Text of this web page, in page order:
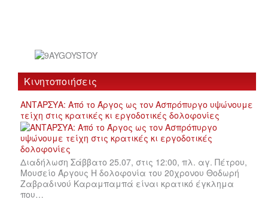
Κινητοποιήσεις
ΑΝΤΑΡΣΥΑ: Από το Άργος ως τον Ασπρόπυργο υψώνουμε
τείχη στις κρατικές κι εργοδοτικές δολοφονίες
Διαδήλωση Σάββατο 25.07, στις 12:00, πλ. αγ. Πέτρου,
Μουσείο Άργους Η δολοφονία του 20χρονου Θοδωρή
Ζαβραδινού Καραμπαμπά είναι κρατικό έγκλημα
που…